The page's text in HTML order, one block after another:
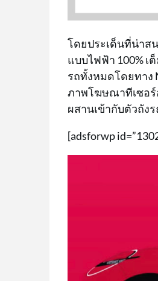
โดยประเด็นที่น่าส
แบบไฟฟ้า 100% เ
รถทั้งหมดโดยทาง
ภาพโฆษณาทีเซอร์
ผสานเข้ากับตัวถัง
[adsforwp